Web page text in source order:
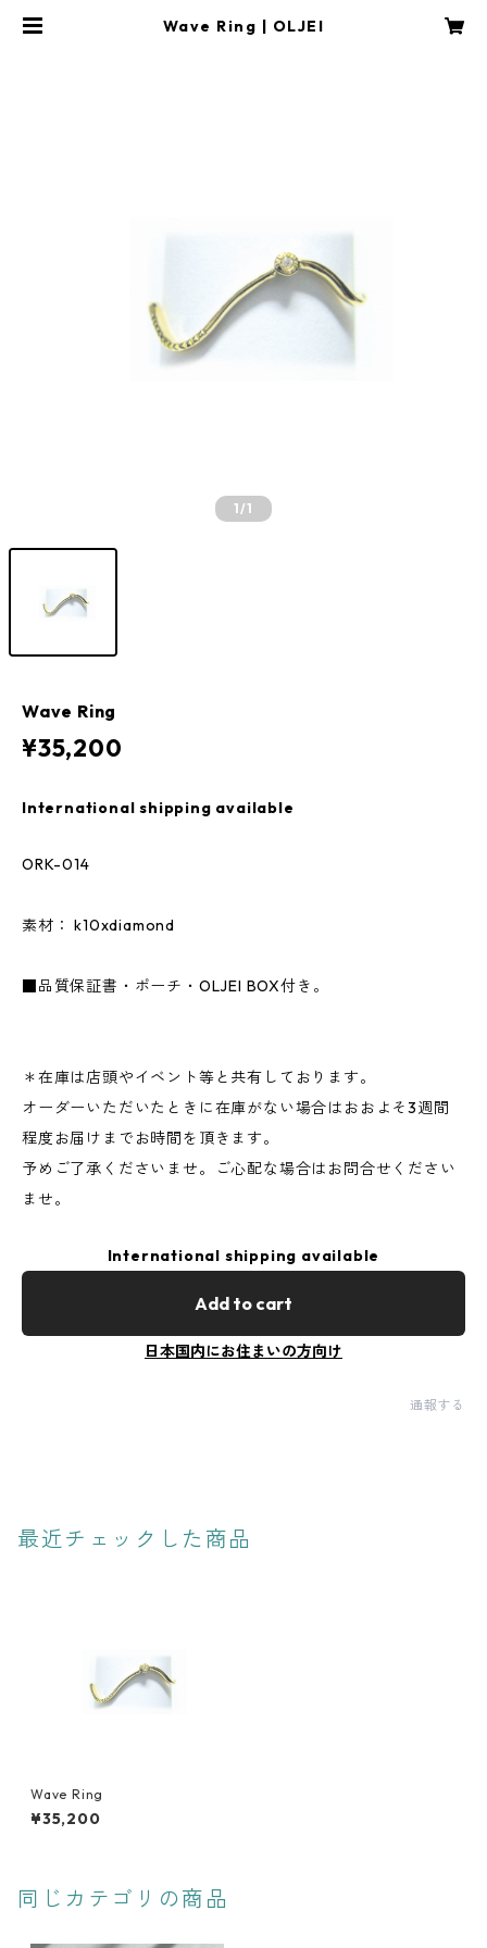
Wave Ring | OLJEI
1/1
Wave Ring
¥35,200
International shipping available
ORK-014
素材： k10xdiamond
■品質保証書・ポーチ・OLJEI BOX付き。
＊在庫は店頭やイベント等と共有しております。
オーダーいただいたときに在庫がない場合はおおよそ3週間
程度お届けまでお時間を頂きます。
予めご了承くださいませ。ご心配な場合はお問合せください
ませ。
International shipping available
Add to cart
日本国内にお住まいの方向け
通報する
最近チェックした商品
Wave Ring
¥35,200
同じカテゴリの商品